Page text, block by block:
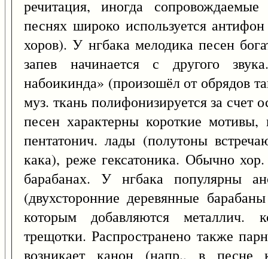
речитация, иногда
песнях широко используется
хоров). У нгбака мелодика песен
запев начинается с другого
набоикинда» (произошёл от обрядов
муз. ткань полифонизируется за счет
песен характерны короткие
пентатонич. лады (полутоны
кака), реже гексатоника. Обычно
барабанах. У нгбака популярны
(двухсторонние деревянные
которым добавляются металлич.
трещотки. Распространено также
возникает канон (напр., в песне